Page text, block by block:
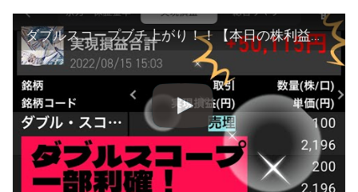
ダブルスコープブチ上がり！！【本日の株利益＋50,115円】